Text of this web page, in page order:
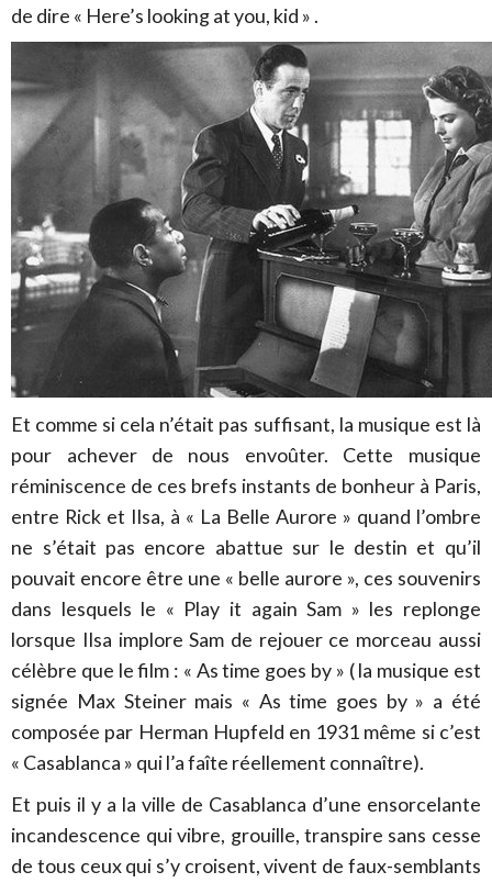
de dire « Here’s looking at you, kid » .
Et comme si cela n’était pas suffisant, la musique est là
pour achever de nous envoûter. Cette musique
réminiscence de ces brefs instants de bonheur à Paris,
entre Rick et Ilsa, à « La Belle Aurore » quand l’ombre
ne s’était pas encore abattue sur le destin et qu’il
pouvait encore être une « belle aurore », ces souvenirs
dans lesquels le « Play it again Sam » les replonge
lorsque Ilsa implore Sam de rejouer ce morceau aussi
célèbre que le film : « As time goes by » ( la musique est
signée Max Steiner mais « As time goes by » a été
composée par Herman Hupfeld en 1931 même si c’est
« Casablanca » qui l’a faîte réellement connaître).
Et puis il y a la ville de Casablanca d’une ensorcelante
incandescence qui vibre, grouille, transpire sans cesse
de tous ceux qui s’y croisent, vivent de faux-semblants